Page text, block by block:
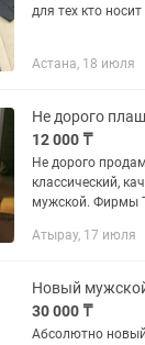
для тех кто
Астана, 18 июля
12 000 ₸
Не дорого
классический,
мужской. Фирмы
очень отличном
мои...
Атырау, 17 июля
30 000 ₸
Абсолютно